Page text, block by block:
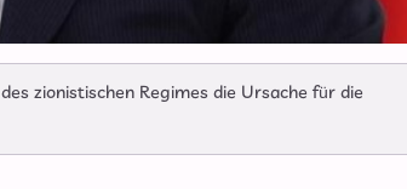
zionistischen Regimes die Ursache für die